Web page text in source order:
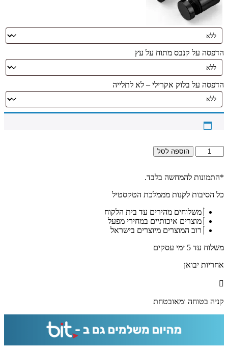
הדפסה על קנבס מתוח על עץ
הדפסה על בלוק אקרילי – לא לתלייה
כמות
של
-
מעוצבת
מרדכי
אליהו
על
או
מחוסמת
הוספה לסל
*התמונות להמחשה בלבד.
כל הסיבות לקנות מממלכת הטקסטיל
משלוחים מהירים עד בית הלקוח
מוצרים איכותיים במחירי מפעל
רוב המוצרים מיוצרים בישראל
משלוח עד 5 ימי עסקים
אחריות יבואן
קניה בטוחה ומאובטחת